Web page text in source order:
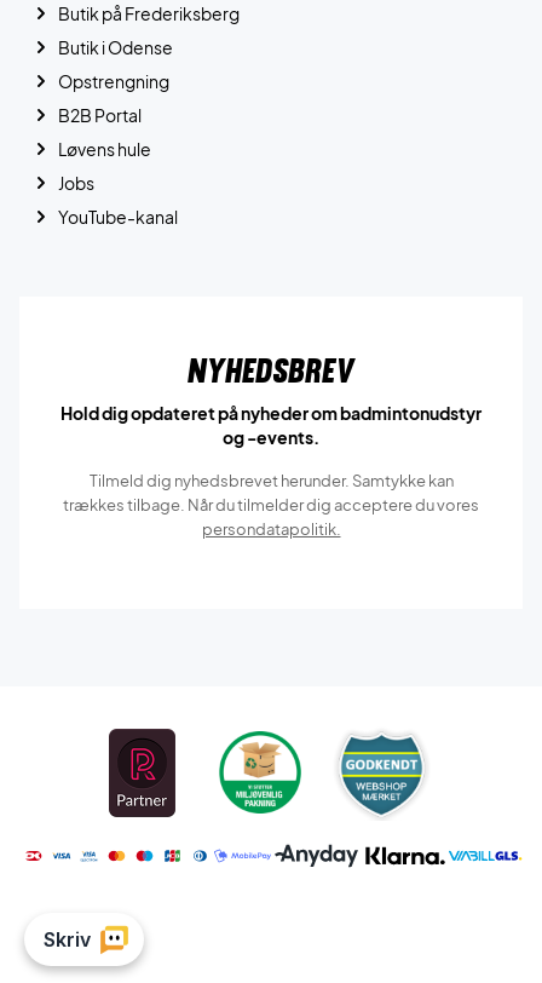
Butik på Frederiksberg
Butik i Odense
Opstrengning
B2B Portal
Løvens hule
Jobs
YouTube-kanal
Nyhedsbrev
Hold dig opdateret på nyheder om badmintonudstyr
og -events.
Tilmeld dig nyhedsbrevet herunder. Samtykke kan
trækkes tilbage. Når du tilmelder dig acceptere du vores
persondatapolitik.